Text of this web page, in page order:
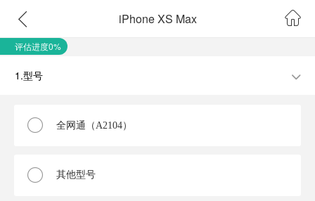
iPhone XS Max
评估进度0%
1.型号
全网通（A2104）
其他型号